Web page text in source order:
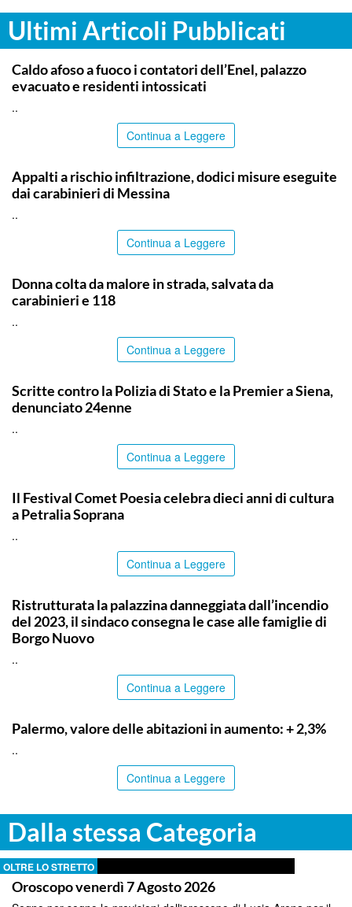
Ultimi Articoli Pubblicati
PALERMO
Caldo afoso a fuoco i contatori dell’Enel, palazzo
evacuato e residenti intossicati
..
Continua a Leggere
Appalti a rischio infiltrazione, dodici misure eseguite
dai carabinieri di Messina
..
Continua a Leggere
Donna colta da malore in strada, salvata da
carabinieri e 118
..
Continua a Leggere
Scritte contro la Polizia di Stato e la Premier a Siena,
denunciato 24enne
..
Continua a Leggere
Il Festival Comet Poesia celebra dieci anni di cultura
a Petralia Soprana
..
Continua a Leggere
Ristrutturata la palazzina danneggiata dall’incendio
del 2023, il sindaco consegna le case alle famiglie di
Borgo Nuovo
..
Continua a Leggere
Palermo, valore delle abitazioni in aumento: + 2,3%
..
Continua a Leggere
Dalla stessa Categoria
OLTRE LO STRETTO
Oroscopo venerdì 7 Agosto 2026